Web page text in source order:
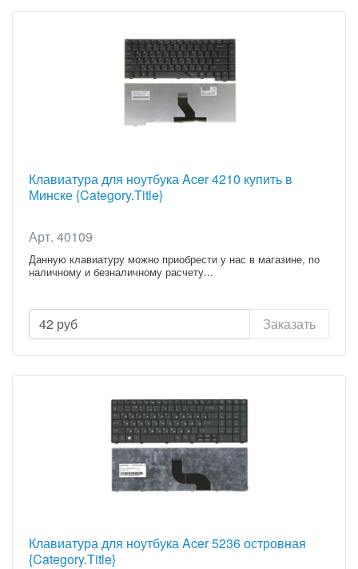
Клавиатура для ноутбука Acer 4210 купить в
Минске {Category.Title}
Арт. 40109
Данную клавиатуру можно приобрести у нас в магазине, по
наличному и безналичному расчету...
42 руб Заказать
Клавиатура для ноутбука Acer 5236 островная
{Category.Title}